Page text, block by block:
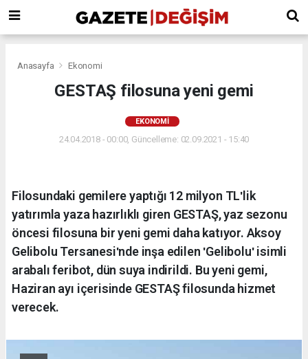
Anasayfa Ekonomi
GESTAŞ filosuna yeni gemi
EKONOMI
24.04.2018 - 00:00, Güncelleme: 02.09.2021 - 15:40
Filosundaki gemilere yaptığı 12 milyon TLʹlik
yatırımla yaza hazırlıklı giren GESTAŞ, yaz sezonu
öncesi filosuna bir yeni gemi daha katıyor. Aksoy
Gelibolu Tersanesiʹnde inşa edilen ʹGeliboluʹ isimli
arabalı feribot, dün suya indirildi. Bu yeni gemi,
Haziran ayı içerisinde GESTAŞ filosunda hizmet
verecek.